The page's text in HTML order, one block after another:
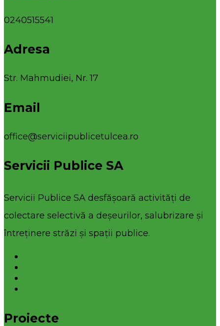
0240515541
Adresa
Str. Mahmudiei, Nr. 17
Email
office@serviciipublicetulcea.ro
Servicii Publice SA
Servicii Publice SA desfășoară activități de
colectare selectivă a deșeurilor, salubrizare și
întreținere străzi și spații publice.
Proiecte